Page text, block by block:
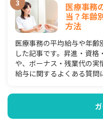
医療事務
当？年齢
方法
医療事務の平均給与や年
した記事です。昇進・資
や、ボーナス・残業代の実
給与に関するよくある質問